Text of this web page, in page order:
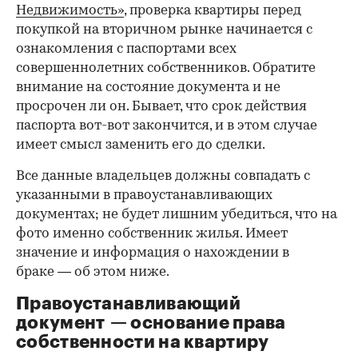
Недвижимость», проверка квартиры перед
покупкой на вторичном рынке начинается с
ознакомления с паспортами всех
совершеннолетних собственников. Обратите
внимание на состояние документа и не
просрочен ли он. Бывает, что срок действия
паспорта вот-вот закончится, и в этом случае
имеет смысл заменить его до сделки.
00:00 / 00:00
Все данные владельцев должны совпадать с
указанными в правоустанавливающих
документах; не будет лишним убедиться, что на
фото именно собственник жилья. Имеет
значение и информация о нахождении в
браке — об этом ниже.
Правоустанавливающий
документ — основание права
собственности на квартиру